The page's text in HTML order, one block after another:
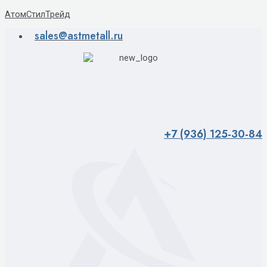
Перейти
содержимому
АтомСтилТрейд
sales@astmetall.ru
+7 (936) 125-30-84